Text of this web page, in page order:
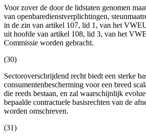
Voor zover de door de lidstaten genomen
van openbaredienstverplichtingen,
in de zin van artikel 107, lid 1, van het
uit hoofde van artikel 108, lid 3, van het
Commissie worden gebracht.
(30)
Sectoroverschrijdend recht biedt een sterke
consumentenbescherming voor een breed
die reeds bestaan, en zal waarschijnlijk
bepaalde contractuele basisrechten van de
worden omschreven.
(31)